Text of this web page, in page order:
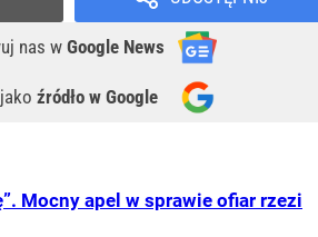
nas w Google News
źródło w Google
Mocny apel w sprawie ofiar rzezi